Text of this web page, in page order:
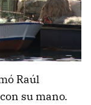
Raúl
su mano.